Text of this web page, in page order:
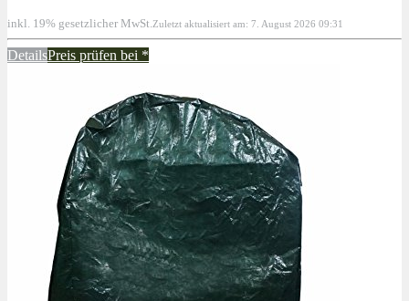
inkl. 19% gesetzlicher MwSt. Zuletzt aktualisiert am: 7. August 2026 09:31
DetailsPreis prüfen bei *